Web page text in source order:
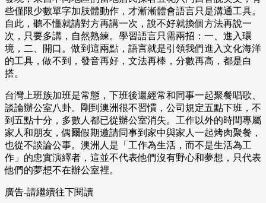
些僅限少數單字加肢體動作，才漸漸體會語言只是溝通工具。
自此，聽不懂就請對方再講一次，說不好就換個方法再說一
次，只要多講，自然熟練。學習語言只需兩招：一、進入環
境，二、開口。做到這兩點，語言就是引領我們進入文化海洋
的工具，做不到，發音再好，文法再棒，分數再高，都是白
搭。
台灣上班族加班是常態，下班後還經常和同事一起聚餐唱歌、
談論辦公室八卦。剛到澳洲很不習慣，公司規定五點下班，不
到五點十分，多數人都已從辦公室消失。工作以外的時間專屬
家人和朋友，偶爾假期邀請同事到家中與家人一起烤肉聚餐，
也從不談論公事。澳洲人是「工作為生活，而不是生活為工
作」的忠實演繹者，這並不代表他們沒有野心和夢想，只代表
他們的夢想不在辦公室裡。
廣告-請繼續往下閱讀